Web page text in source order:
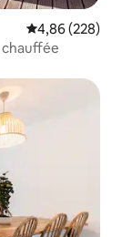
Évaluation
4,86 (228)